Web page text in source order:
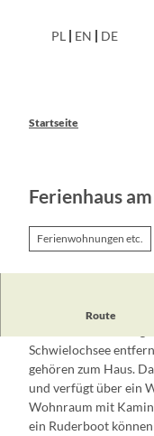
PL EN DE
Startseite
Ferienhaus
Ferienwohnungen etc.
Route
Das romantisch und
Schwielochsee
gehören zum Haus.
und verfügt über ein
Wohnraum mit
ein Ruderboot